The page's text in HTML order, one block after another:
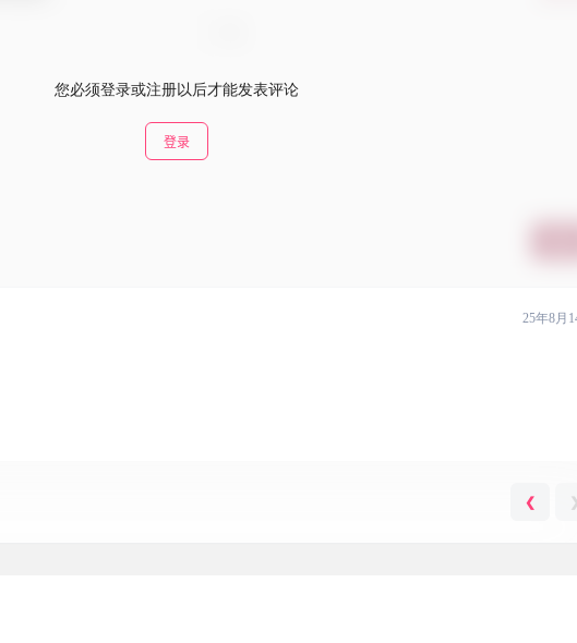
您必须登录或注册以后才能发表评论
登录
25年8月
❮